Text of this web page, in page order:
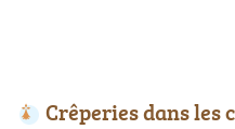
Crêperies dans les